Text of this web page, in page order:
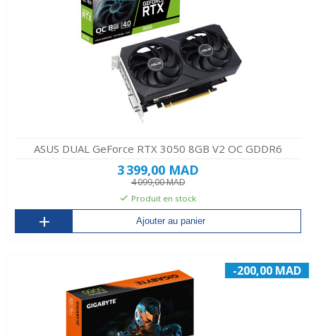
ASUS DUAL GeForce RTX 3050 8GB V2 OC GDDR6
3 399,00 MAD
4 099,00 MAD
Produit en stock
Ajouter au panier
-200,00 MAD